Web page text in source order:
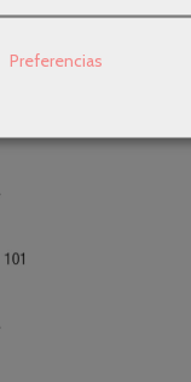
Preferencias